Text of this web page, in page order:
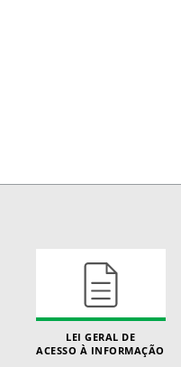
LEI GERAL DE
ACESSO À INFORMAÇÃO